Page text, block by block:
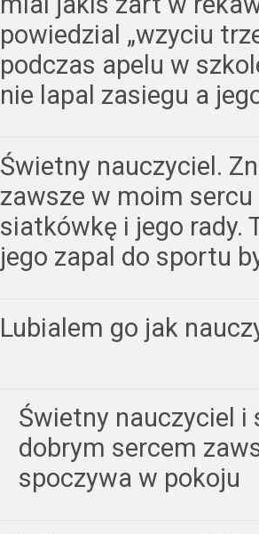
powiedzial „wzyciu
podczas apelu w
nie lapal zasiegu a
Świetny nauczyciel.
zawsze w moim
siatkówkę i jego rady.
jego zapal do sportu
Lubialem go jak
Świetny nauczyciel i
dobrym sercem
spoczywa w pokoju